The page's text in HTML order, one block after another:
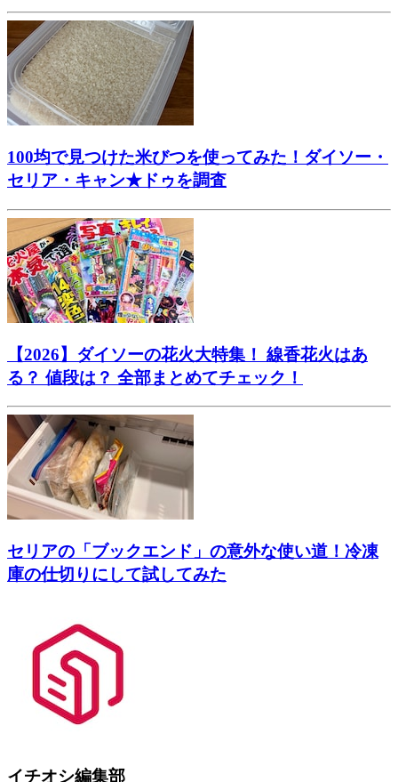
100均で見つけた米びつを使ってみた！ダイソー・
セリア・キャン★ドゥを調査
【2026】ダイソーの花火大特集！ 線香花火はあ
る？ 値段は？ 全部まとめてチェック！
セリアの「ブックエンド」の意外な使い道！冷凍
庫の仕切りにして試してみた
イチオシ編集部